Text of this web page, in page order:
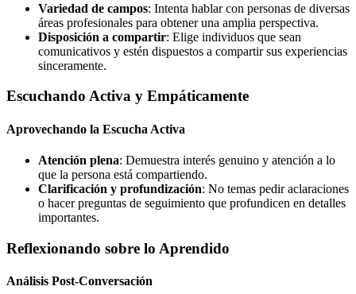
Variedad de campos: Intenta hablar con personas de diversas
áreas profesionales para obtener una amplia perspectiva.
Disposición a compartir: Elige individuos que sean
comunicativos y estén dispuestos a compartir sus experiencias
sinceramente.
Escuchando Activa y Empáticamente
Aprovechando la Escucha Activa
Atención plena: Demuestra interés genuino y atención a lo
que la persona está compartiendo.
Clarificación y profundización: No temas pedir aclaraciones
o hacer preguntas de seguimiento que profundicen en detalles
importantes.
Reflexionando sobre lo Aprendido
Análisis Post-Conversación